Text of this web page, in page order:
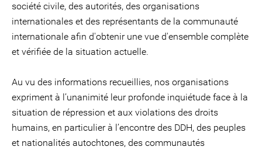
société civile, des autorités, des organisations
internationales et des représentants de la communauté
internationale afin d'obtenir une vue d'ensemble complète
et vérifiée de la situation actuelle.
Au vu des informations recueillies, nos organisations
expriment à l’unanimité leur profonde inquiétude face à la
situation de répression et aux violations des droits
humains, en particulier à l’encontre des DDH, des peuples
et nationalités autochtones, des communautés